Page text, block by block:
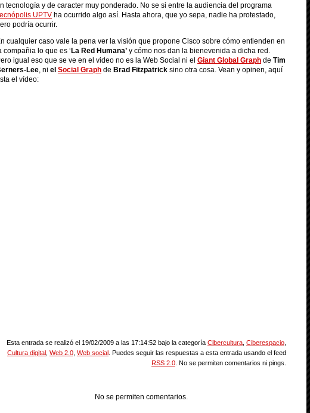
tecnología y de caracter muy ponderado. No se si entre la audiencia del programa
UPTV ha ocurrido algo así. Hasta ahora, que yo sepa, nadie ha protestado,
podría ocurrir.
cualquier caso vale la pena ver la visión que propone Cisco sobre cómo entienden en
compañia lo que es ‘ La Red Humana’ y cómo nos dan la bienevenida a dicha red.
igual eso que se ve en el video no es la Web Social ni el Giant Global Graph de Tim
Lee, ni el Social Graph de Brad Fitzpatrick sino otra cosa. Vean y opinen, aquí
el vídeo:
Esta entrada se realizó el 19/02/2009 a las 17:14:52 bajo la categoría Cibercultura Ciberespacio
Cultura digital Web 2.0 Web social . Puedes seguir las respuestas a esta entrada usando el feed
RSS 2.0 . No se permiten comentarios ni pings.
No se permiten comentarios.